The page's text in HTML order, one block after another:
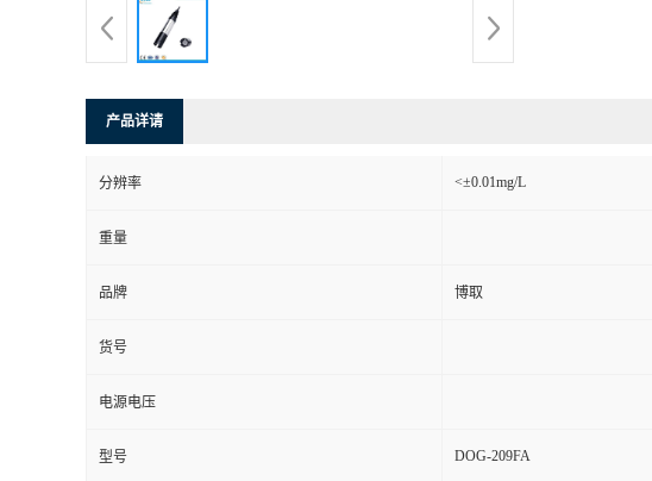
产品详请
分辨率 <±0.01mg/L
重量
品牌 博取
货号
电源电压
型号 DOG-209FA